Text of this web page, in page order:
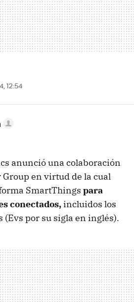
12:54
anunció una colaboración
en virtud de la cual
SmartThings para
conectados, incluidos los
(Evs por su sigla en inglés).